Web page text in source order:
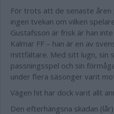
För trots att de senaste
ingen tvekan om vilken
Gustafsson är frisk är han
Kalmar FF – han är en av
mittfältare. Med sitt lugn, sin
passningsspel och sin
under flera säsonger varit
Vägen hit har dock varit allt
Den efterhängsna skadan